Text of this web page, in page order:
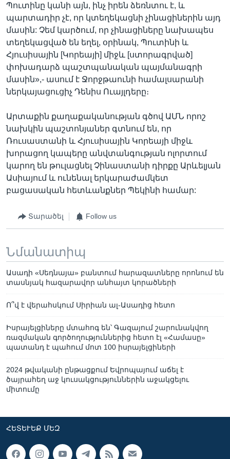
Պուտինը կանի այն, ինչ իրեն ձեռնտու է, և
պարտադիր չէ, որ կտեղեկացնի չինացիներին այդ
մասին: Չեմ կարծում, որ չինացիները նախապես
տեղեկացված են եղել, օրինակ, Պուտինի և
Հյուսիսային [Կորեայի] միջև [ստորագրված]
փոխադարձ պաշտպանական պայմանագրի
մասին»,- ասում է Ջորջթաունի համալսարանի
ներկայացուցիչ Դենիս Ուայլդերը։
Արտաքին քաղաքականության գծով ԱՄՆ որոշ
նախկին պաշտոնյաներ գտնում են, որ
Ռուսաստանի և Հյուսիսային Կորեայի միջև
խորացող կապերը անվտանգության ոլորտում
կարող են թուլացնել Չինաստանի դիրքը Արևելյան
Ասիայում և ունենալ երկարաժամկետ
բացասական հետևանքներ Պեկինի համար:
Տարածել Follow us
Նմանատիպ
Ասադի «Սեդնայա» բանտում հարազատները որոնում են
տասնյակ հազարավոր անհայտ կորածների
Ո՞վ է վերահսկում Սիրիան ալ-Ասադից հետո
Իսրայելցիները մտահոգ են՝ Գազայում շարունակվող
ռազմական գործողություններից հետո էլ «Համասը»
պատանդ է պահում մոտ 100 իսրայելցիների
2024 թվականի ընթացքում Եվրոպայում աճել է
ծայրահեղ աջ կուսակցություններին աջակցելու
միտումը
ՀԵՏԵՒԵՔ ՄԵԶ